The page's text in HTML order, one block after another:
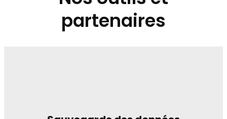
partenaires